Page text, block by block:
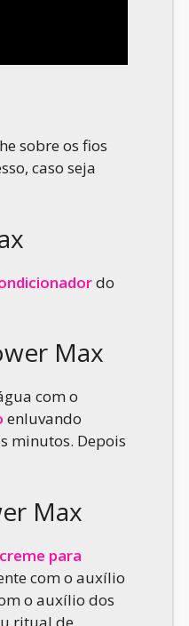
sobre os fios
caso seja
do
Max
com o
enluvando
minutos. Depois
Max
creme para
com o auxílio
o auxílio dos
ritual de